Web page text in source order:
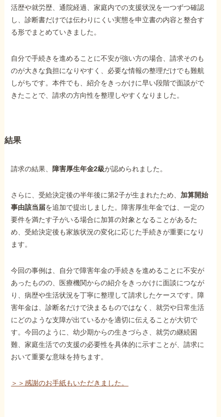
活歴や就労歴、通院経過、家庭内での支援状況を一つずつ確認
し、診断書だけでは伝わりにくい実態を申立書の内容と整合す
る形でまとめていきました。
自分で手続きを進めることに不安が強い方の場合、請求そのも
のが大きな負担になりやすく、必要な情報の整理だけでも難航
しがちです。本件でも、紹介をきっかけに早い段階で面談がで
きたことで、請求の方向性を整理しやすくなりました。
結果
請求の結果、 障害厚生年金2級が認められました。
さらに、受給決定後の半年後に第2子が生まれたため、 加算開始
事由該当届を追加で提出しました。障害厚生年金では、一定の
要件を満たす子がいる場合に加算の対象となることがあるた
め、受給決定後も家族状況の変化に応じた手続きが重要になり
ます。
今回の事例は、自分で障害年金の手続きを進めることに不安が
あったものの、医療機関からの紹介をきっかけに面談につなが
り、病歴や生活状況を丁寧に整理して請求したケースです。障
害年金は、診断名だけで決まるものではなく、就労や日常生活
にどのような支障が出ているかを適切に伝えることが大切で
す。今回のように、幼少期からの生きづらさ、就労の継続困
難、家庭生活での支援の必要性を具体的に示すことが、請求に
おいて重要な意味を持ちます。
＞＞感謝のお手紙もいただきました。